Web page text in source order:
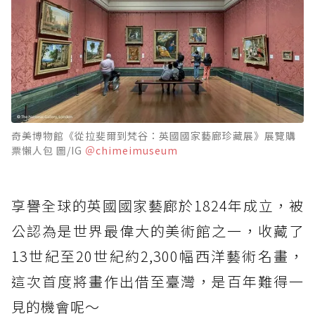
奇美博物館《從拉斐爾到梵谷：英國國家藝廊珍藏展》展覽購
票懶人包 圖/IG ＠chimeimuseum
享譽全球的英國國家藝廊於1824年成立，被
公認為是世界最偉大的美術館之一，收藏了
13世紀至20世紀約2,300幅西洋藝術名畫，
這次首度將畫作出借至臺灣，是百年難得一
見的機會呢～